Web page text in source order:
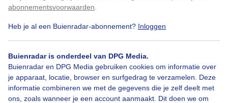
abonnementsvoorwaarden
Heb je al een Buienradar-abonnement? Inloggen
Buienradar is onderdeel van DPG Media.
Buienradar en DPG Media gebruiken cookies om informatie over
je apparaat, locatie, browser en surfgedrag te verzamelen. Deze
informatie combineren we met de gegevens die je zelf deelt met
ons, zoals wanneer je een account aanmaakt. Dit doen we om
Bekijk slideshow